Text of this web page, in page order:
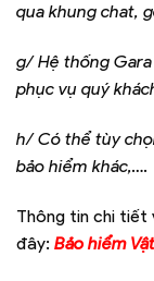
qua khung chat,
g/ Hệ thống
phục vụ quý
h/ Có thể tùy
bảo hiểm khác,….
Thông tin chi tiết
đây: Bảo hiểm